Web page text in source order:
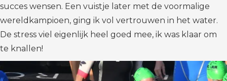
succes wensen. Een vuistje later met de voormalige
wereldkampioen, ging ik vol vertrouwen in het water.
De stress viel eigenlijk heel goed mee, ik was klaar om
te knallen!